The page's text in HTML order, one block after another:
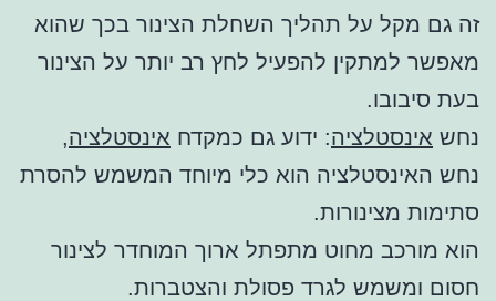
זה גם מקל על תהליך השחלת הצינור בכך שהוא
מאפשר למתקין להפעיל לחץ רב יותר על הצינור
בעת סיבובו.
נחש אינסטלציה: ידוע גם כמקדח אינסטלציה,
נחש האינסטלציה הוא כלי מיוחד המשמש להסרת
סתימות מצינורות.
הוא מורכב מחוט מתפתל ארוך המוחדר לצינור
חסום ומשמש לגרד פסולת והצטברות.